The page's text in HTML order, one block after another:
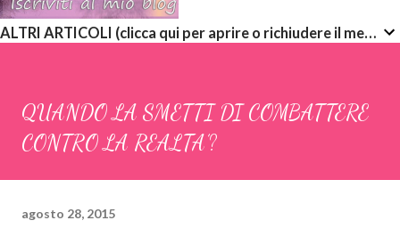
ALTRI ARTICOLI (clicca qui per aprire o richiudere il menù a discesa)
QUANDO LA SMETTI DI COMBATTERE
CONTRO LA REALTA’?
agosto 28, 2015